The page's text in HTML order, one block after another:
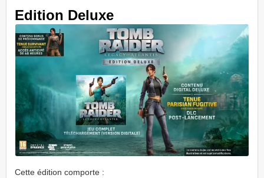
Edition Deluxe
Cette édition comporte :